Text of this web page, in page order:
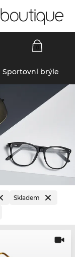
Sportovní brýle
Skladem